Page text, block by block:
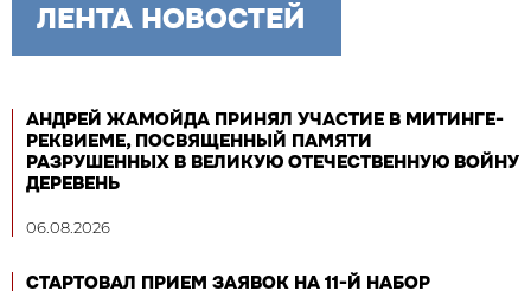
ЛЕНТА НОВОСТЕЙ
АНДРЕЙ ЖАМОЙДА ПРИНЯЛ УЧАСТИЕ В МИТИНГЕ-
РЕКВИЕМЕ, ПОСВЯЩЕННЫЙ ПАМЯТИ
РАЗРУШЕННЫХ В ВЕЛИКУЮ ОТЕЧЕСТВЕННУЮ ВОЙНУ
ДЕРЕВЕНЬ
06.08.2026
СТАРТОВАЛ ПРИЕМ ЗАЯВОК НА 11-Й НАБОР